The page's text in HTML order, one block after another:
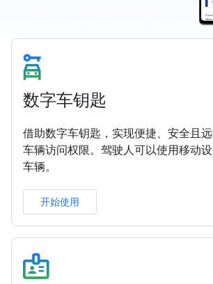
数字车钥匙
借助数字车钥匙，实现便捷、安全且
车辆访问权限。驾驶人可以使用移动
车辆。
开始使用